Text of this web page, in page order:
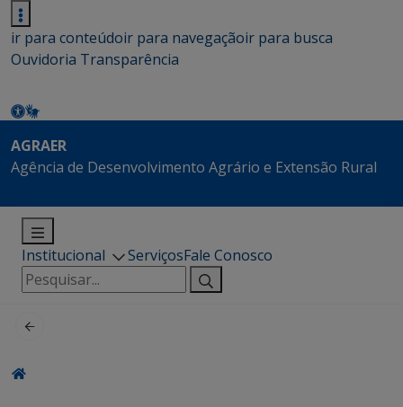
ir para conteúdoir para navegaçãoir para busca
Ouvidoria Transparência
AGRAER
Agência de Desenvolvimento Agrário e Extensão Rural
Institucional ServiçosFale Conosco
Pesquisar
por: